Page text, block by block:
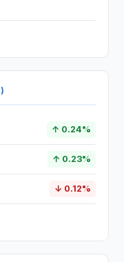
↑ 0.24%
↑ 0.23%
↓ 0.12%